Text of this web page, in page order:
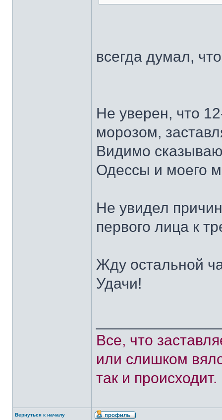
всегда думал,
Не уверен, что
морозом,
Видимо
Одессы и моего
Не увидел
первого лица к
Жду остальной
Удачи!
Все, что
или слишком
так и происходит.
Вернуться к началу